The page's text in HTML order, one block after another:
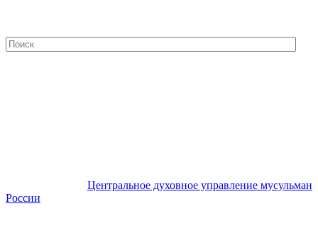
Центральное духовное управление мусульман
России